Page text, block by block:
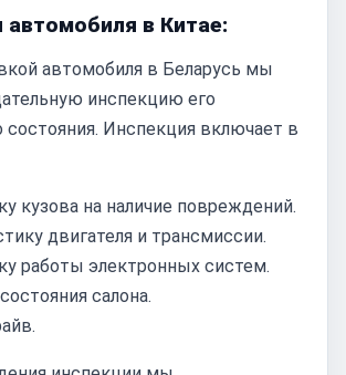
автомобиля в Китае:
автомобиля в Беларусь мы
инспекцию его
состояния. Инспекция включает в
кузова на наличие повреждений.
двигателя и трансмиссии.
работы электронных систем.
салона.